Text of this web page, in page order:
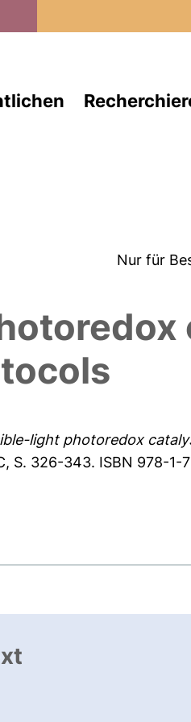
Nur für
light photoredox
S. 326-343. ISBN 978-